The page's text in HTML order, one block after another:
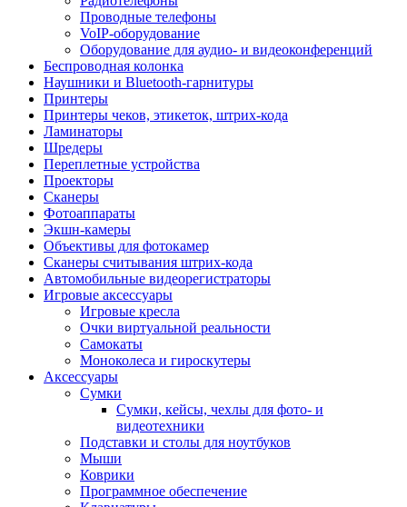
Проводные телефоны
VoIP-оборудование
Оборудование для аудио- и видеоконференций
Беспроводная колонка
Наушники и Bluetooth-гарнитуры
Принтеры
Принтеры чеков, этикеток, штрих-кода
Ламинаторы
Шредеры
Переплетные устройства
Проекторы
Сканеры
Фотоаппараты
Экшн-камеры
Объективы для фотокамер
Сканеры считывания штрих-кода
Автомобильные видеорегистраторы
Игровые аксессуары
Игровые кресла
Очки виртуальной реальности
Самокаты
Моноколеса и гироскутеры
Аксессуары
Сумки
Сумки, кейсы, чехлы для фото- и
видеотехники
Подставки и столы для ноутбуков
Мыши
Коврики
Программное обеспечение